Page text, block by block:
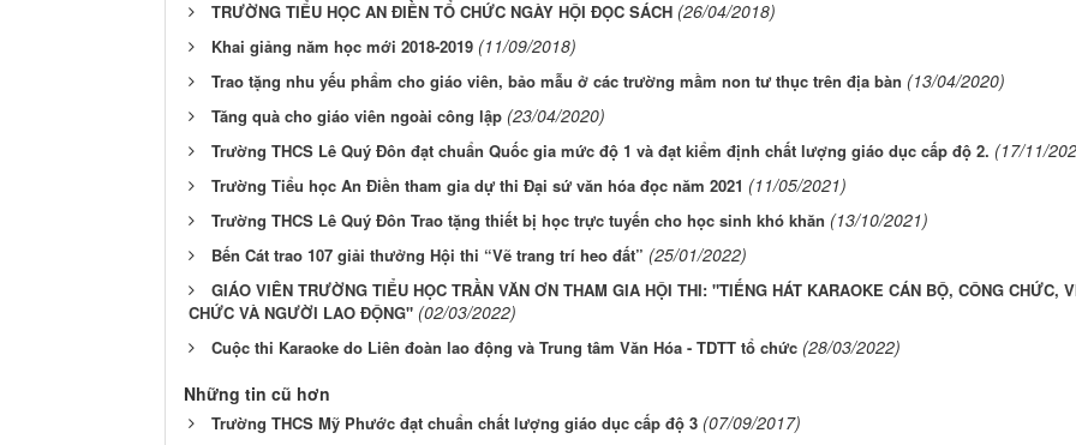
TRƯỜNG TIỂU HỌC AN ĐIỀN TỔ CHỨC NGÀY HỘI ĐỌC SÁCH (26/04/2018)
Khai giảng năm học mới 2018-2019 (11/09/2018)
Trao tặng nhu yếu phẩm cho giáo viên, bảo mẫu ở các trường mầm non tư thục trên địa bàn (13/04/2020)
Tăng quà cho giáo viên ngoài công lập (23/04/2020)
Trường THCS Lê Quý Đôn đạt chuẩn Quốc gia mức độ 1 và đạt kiểm định chất lượng giáo dục cấp độ 2. (17/11/
Trường Tiểu học An Điền tham gia dự thi Đại sứ văn hóa đọc năm 2021 (11/05/2021)
Trường THCS Lê Quý Đôn Trao tặng thiết bị học trực tuyến cho học sinh khó khăn (13/10/2021)
Bến Cát trao 107 giải thưởng Hội thi “Vẽ trang trí heo đất” (25/01/2022)
GIÁO VIÊN TRƯỜNG TIỂU HỌC TRẦN VĂN ƠN THAM GIA HỘI THI: "TIẾNG HÁT KARAOKE CÁN BỘ, CÔNG CHỨC,
CHỨC VÀ NGƯỜI LAO ĐỘNG" (02/03/2022)
Cuộc thi Karaoke do Liên đoàn lao động và Trung tâm Văn Hóa - TDTT tổ chức (28/03/2022)
Những tin cũ hơn
Trường THCS Mỹ Phước đạt chuẩn chất lượng giáo dục cấp độ 3 (07/09/2017)